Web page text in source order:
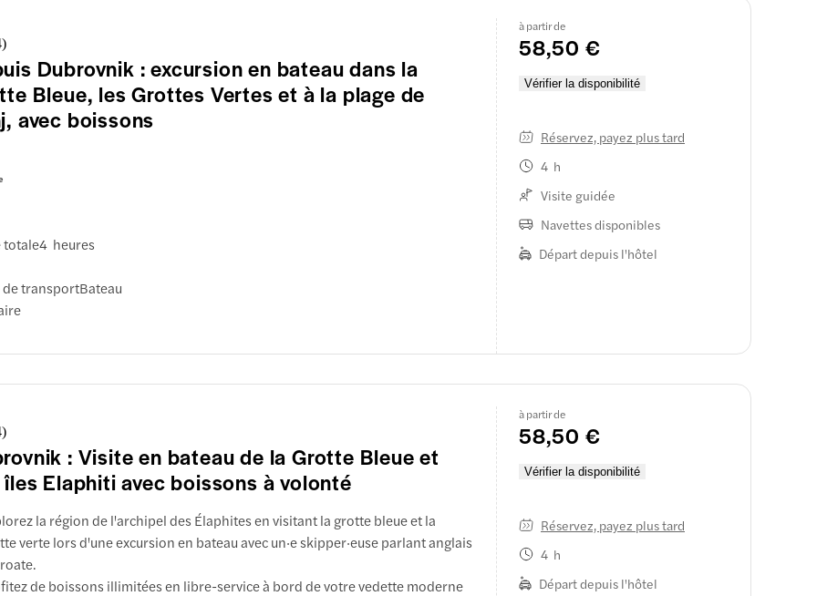
)
Dubrovnik : excursion en bateau dans la
Bleue, les Grottes Vertes et à la plage de
avec boissons
à partir de
58,50 €
Vérifier la disponibilité
Réservez, payez plus tard
4 h
Visite guidée
Navettes disponibles
Départ depuis l'hôtel
totale4 heures
de transportBateau
face du
de Gruz
)
: Visite en bateau de la Grotte Bleue et
Elaphiti avec boissons à volonté
à partir de
58,50 €
Vérifier la disponibilité
Réservez, payez plus tard
4 h
Départ depuis l'hôtel
la région de l'archipel des Élaphites en visitant la grotte bleue et la
verte lors d'une excursion en bateau avec un·e skipper·euse parlant anglais
de boissons illimitées en libre-service à bord de votre vedette moderne